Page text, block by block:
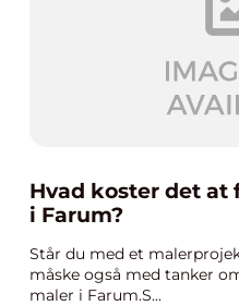
Hvad koster det
i Farum?
Står du med et
måske også med tanker
maler i Farum.S...